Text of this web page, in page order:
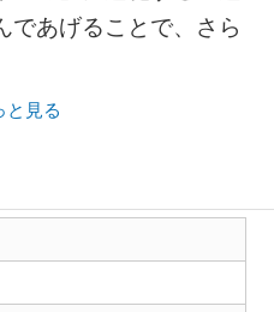
であげることで、さら
と見る